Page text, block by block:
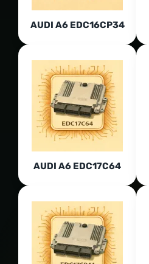
AUDI A6 EDC16CP34
AUDI A6 EDC17C64